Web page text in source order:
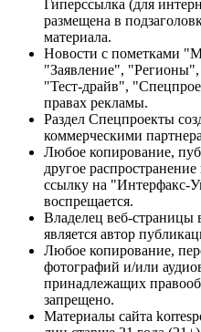
Гиперссылка (для
размещена в
материала.
Новости с пометками
"Заявление",
"Тест-драйв",
правах рекламы.
Раздел Спецпроекты
коммерческими
Любое копирование,
другое
ссылку на "Интерфакс-
воспрещается.
Владелец веб-страницы
является автор
Любое копирование,
фотографий и/или
принадлежащих
запрещено.
Материалы сайта